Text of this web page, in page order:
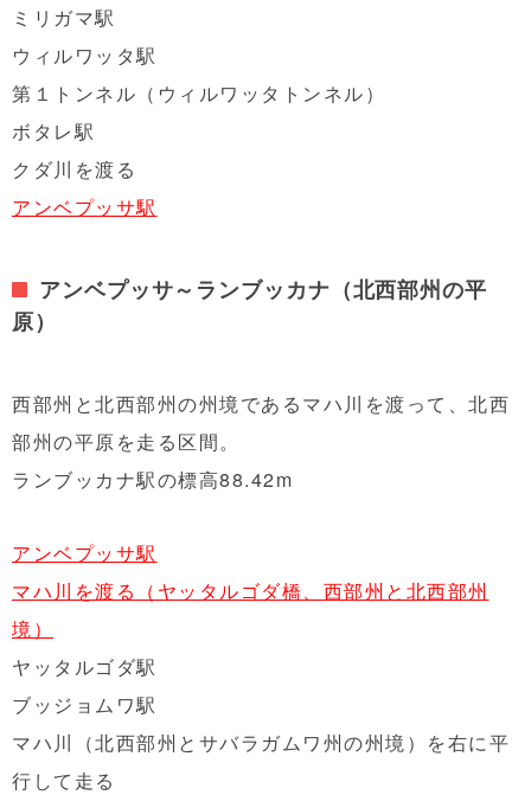
ミリガマ駅
ウィルワッタ駅
第１トンネル（ウィルワッタトンネル）
ボタレ駅
クダ川を渡る
アンベプッサ駅
アンベプッサ～ランブッカナ（北西部州の平
原）
西部州と北西部州の州境であるマハ川を渡って、北西
部州の平原を走る区間。
ランブッカナ駅の標高88.42m
アンベプッサ駅
マハ川を渡る（ヤッタルゴダ橋、西部州と北西部州
境）
ヤッタルゴダ駅
ブッジョムワ駅
マハ川（北西部州とサバラガムワ州の州境）を右に平
行して走る